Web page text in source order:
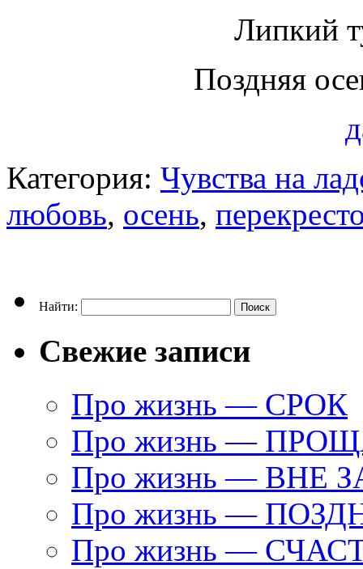
Липкий
Поздняя
Категория: Чувства на
любовь, осень,
Найти:
Свежие записи
Про жизнь — СРОК
Про жизнь —
Про жизнь — ВНЕ
Про жизнь —
Про жизнь —